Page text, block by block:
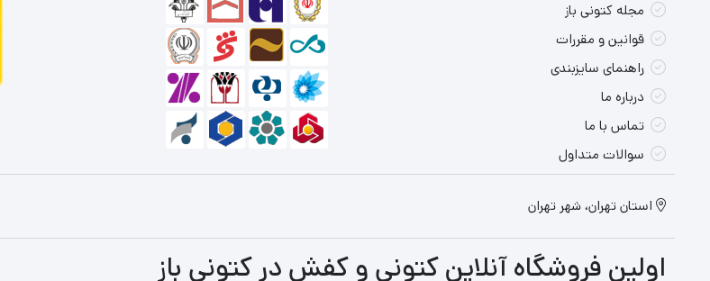
مجله کتونی باز
قوانین و مقررات
راهنمای سایزبندی
درباره ما
تماس با ما
سوالات متداول
استان تهران، شهر تهران
اولین فروشگاه آنلاین کتونی و کفش در کتونی باز